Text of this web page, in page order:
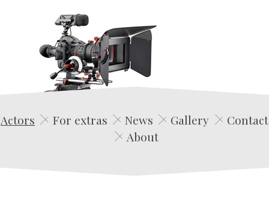
Edwin Film Agencja Aktorska
Actors For extras News Gallery
Contact
About